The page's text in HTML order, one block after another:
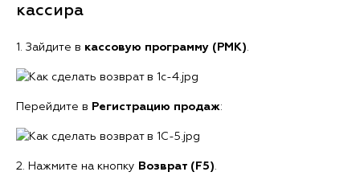
кассира
1. Зайдите в кассовую программу (РМК).
Перейдите в Регистрацию продаж:
2. Нажмите на кнопку Возврат (F5).